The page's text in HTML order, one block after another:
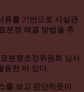
류를 기반으로 사실관
분쟁 해결 방법을 추
분쟁조정위원회 심사
동한 바 있다.
를 보고 판단하듯이